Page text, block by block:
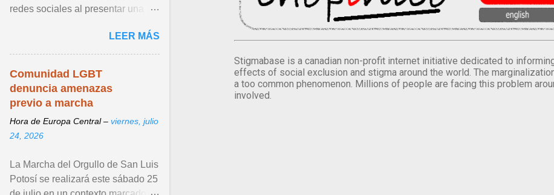
Stigmabase is a canadian non-profit internet initiative dedicated to
effects of social exclusion and stigma around the world. The
a too common phenomenon. Millions of people are facing this problem
involved.
redes sociales al presentar una
los personajes más icónicos de X-
Men: Wolverine y Cíclope. Ver
LEER MÁS
Comunidad LGBT
denuncia amenazas
previo a marcha
Hora de Europa Central – viernes, julio
24, 2026
La Marcha del Orgullo de San Luis
Potosí se realizará este sábado 25